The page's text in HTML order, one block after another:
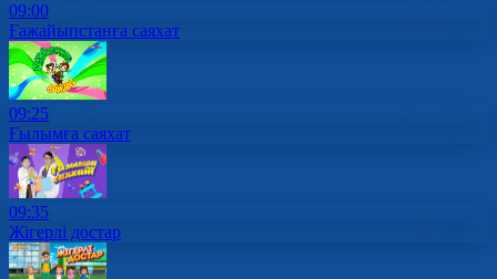
09:00
Ғажайыпстанға саяхат
09:25
Ғылымға саяхат
09:35
Жігерлі достар